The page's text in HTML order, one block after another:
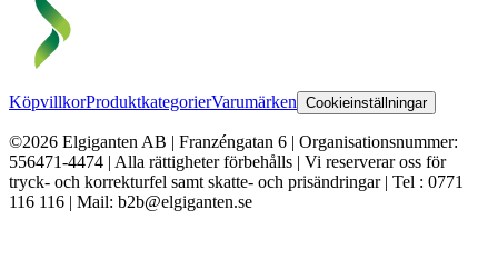
KöpvillkorProduktkategorierVarumärken Cookieinställningar
©2026 Elgiganten AB | Franzéngatan 6 | Organisationsnummer:
556471-4474 | Alla rättigheter förbehålls | Vi reserverar oss för
tryck- och korrekturfel samt skatte- och prisändringar | Tel : 0771
116 116 | Mail: b2b@elgiganten.se